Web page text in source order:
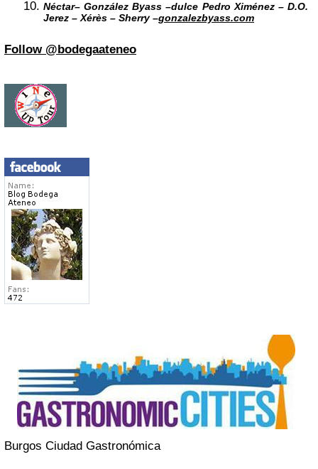
Néctar– González Byass –dulce Pedro Ximénez – D.O.
Jerez – Xérès – Sherry –gonzalezbyass.com
Follow @bodegaateneo
Burgos Ciudad Gastronómica